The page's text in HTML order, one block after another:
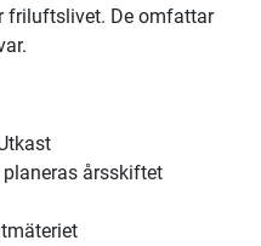
friluftslivet. De omfattar
årsskiftet